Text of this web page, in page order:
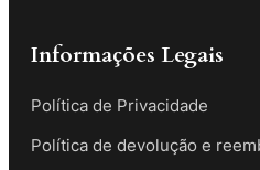
Informações Legais
Política de Privacidade
Política de devolução e